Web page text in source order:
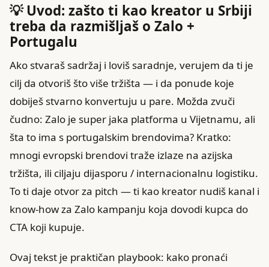
💡 Uvod: zašto ti kao kreator u Srbiji
treba da razmišljaš o Zalo +
Portugalu
Ako stvaraš sadržaj i loviš saradnje, verujem da ti je
cilj da otvoriš što više tržišta — i da ponude koje
dobiješ stvarno konvertuju u pare. Možda zvuči
čudno: Zalo je super jaka platforma u Vijetnamu, ali
šta to ima s portugalskim brendovima? Kratko:
mnogi evropski brendovi traže izlaze na azijska
tržišta, ili ciljaju dijasporu / internacionalnu logistiku.
To ti daje otvor za pitch — ti kao kreator nudiš kanal i
know‑how za Zalo kampanju koja dovodi kupca do
CTA koji kupuje.
Ovaj tekst je praktičan playbook: kako pronaći